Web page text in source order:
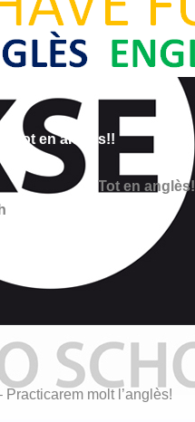
en anglès!!
Tot en anglès!
Practicarem molt l’anglès!